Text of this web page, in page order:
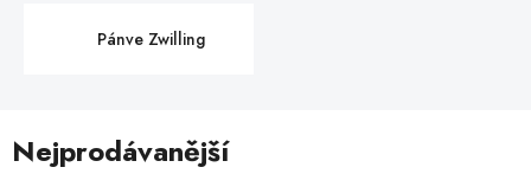
Pánve Zwilling
Nejprodávanější